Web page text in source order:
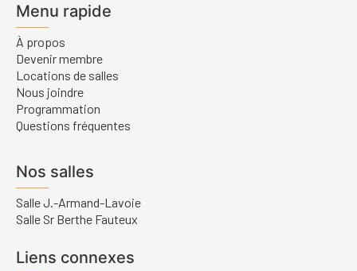
Menu rapide
À propos
Devenir membre
Locations de salles
Nous joindre
Programmation
Questions fréquentes
Nos salles
Salle J.-Armand-Lavoie
Salle Sr Berthe Fauteux
Liens connexes